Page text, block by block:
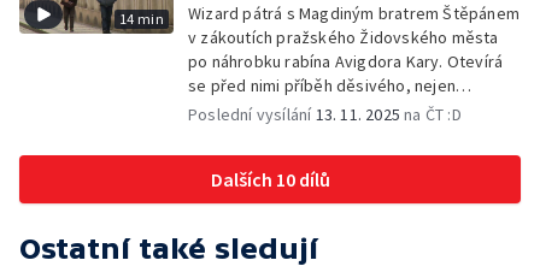
14 min
Wizard pátrá s Magdiným bratrem Štěpánem
v zákoutích pražského Židovského města
po náhrobku rabína Avigdora Kary. Otevírá
se před nimi příběh děsivého, nejen
středověkého vraždění Židů
Poslední vysílání13. 11. 2025 na ČT :D
Dalších 10 dílů
Ostatní také sledují